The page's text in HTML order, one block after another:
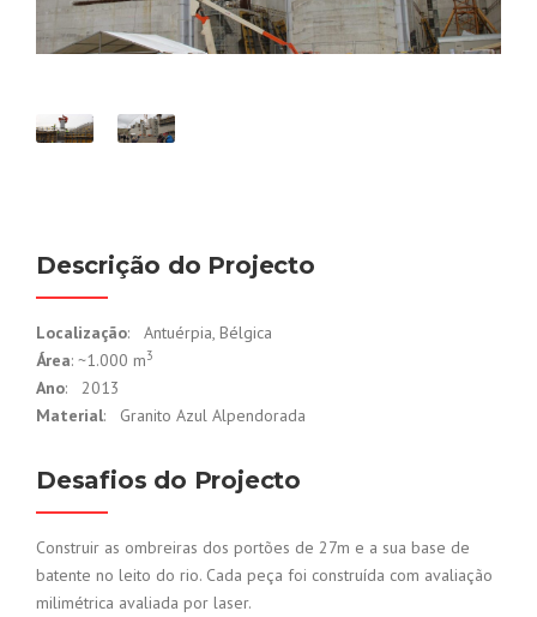
Descrição do Projecto
Localização: Antuérpia, Bélgica
Área: ~1.000 m3
Ano: 2013
Material: Granito Azul Alpendorada
Desafios do Projecto
Construir as ombreiras dos portões de 27m e a sua base de
batente no leito do rio. Cada peça foi construída com avaliação
milimétrica avaliada por laser.